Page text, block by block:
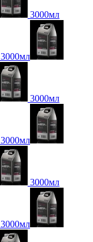
3000мл
3000мл
3000мл
3000мл
3000мл
3000мл